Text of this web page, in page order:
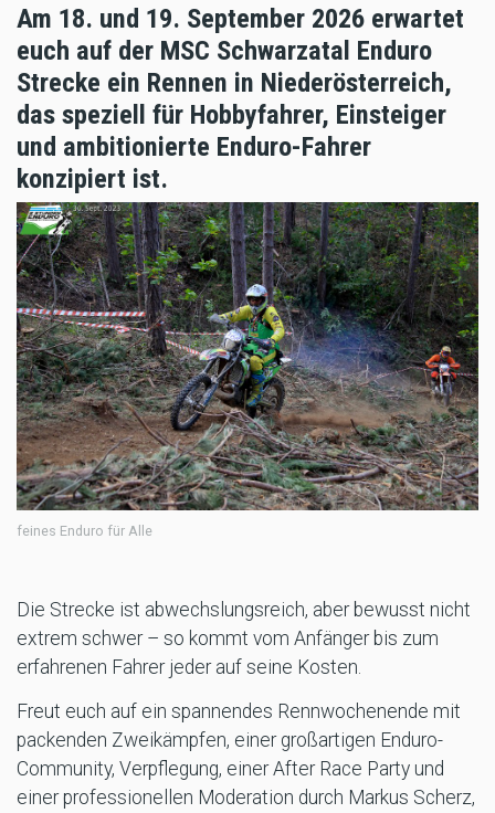
Am 18. und 19. September 2026 erwartet
euch auf der MSC Schwarzatal Enduro
Strecke ein Rennen in Niederösterreich,
das speziell für Hobbyfahrer, Einsteiger
und ambitionierte Enduro-Fahrer
konzipiert ist.
feines Enduro für Alle
Die Strecke ist abwechslungsreich, aber bewusst nicht
extrem schwer – so kommt vom Anfänger bis zum
erfahrenen Fahrer jeder auf seine Kosten.
Freut euch auf ein spannendes Rennwochenende mit
packenden Zweikämpfen, einer großartigen Enduro-
Community, Verpflegung, einer After Race Party und
einer professionellen Moderation durch Markus Scherz,